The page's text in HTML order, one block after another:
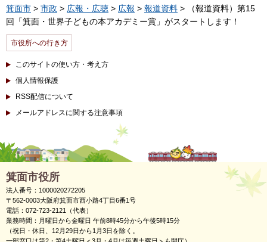
箕面市 > 市政 > 広報・広聴 > 広報 > 報道資料 > （報道資料）第15
回「箕面・世界子どもの本アカデミー賞」がスタートします！
市役所への行き方
このサイトの使い方・考え方
個人情報保護
RSS配信について
メールアドレスに関する注意事項
箕面市役所
法人番号：1000020272205
〒562-0003大阪府箕面市西小路4丁目6番1号
電話：072-723-2121（代表）
業務時間：月曜日から金曜日 午前8時45分から午後5時15分
（祝日・休日、12月29日から1月3日を除く。